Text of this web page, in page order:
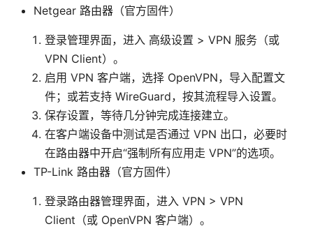
Netgear 路由器（官方固件）
登录管理界面，进入 高级设置 > VPN 服务（或
VPN Client）。
启用 VPN 客户端，选择 OpenVPN，导入配置文
件；或若支持 WireGuard，按其流程导入设置。
保存设置，等待几分钟完成连接建立。
在客户端设备中测试是否通过 VPN 出口，必要时
在路由器中开启“强制所有应用走 VPN”的选项。
TP-Link 路由器（官方固件）
登录路由器管理界面，进入 VPN > VPN
Client（或 OpenVPN 客户端）。